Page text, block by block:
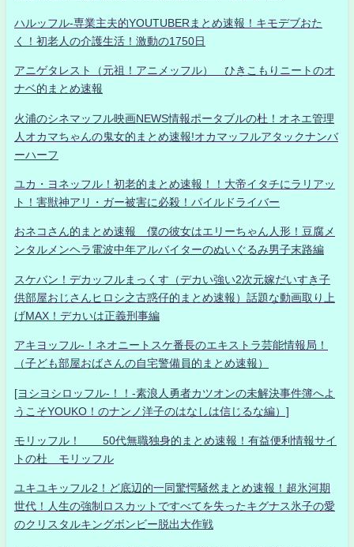
ハルッフル-専業主夫的YOUTUBERまとめ速報！キモデブおた
く！初老人の介護生活！激動の1750日
アニゲタレスト（元祖！アニメッフル） ひきこもりニートのオ
ナベ的まとめ速報
火浦のシネマッフル映画NEWS情報ポータブルの杜！オネエ管理
人オカマちゃんの鬼女的まとめ速報!オカマッフルアタックナンバ
ーハーフ
ユカ・ヨネッフル！初老的まとめ速報！！大帝イタチにラリアッ
ト！害獣神アリ・ガー被害に必殺！パイルドライバー
おネコさん的まとめ速報 僕の彼女はエリーちゃん人形！豆腐メ
ンタルメンヘラ電波中年アルバイターのぬいぐるみ男子末路編
スケバン！デカッフルまっくす（デカい強い2次元嫁だいすき子
供部屋おじさんヒロシ之古惑仔的まとめ速報）話題な動画取り上
げMAX！デカいは正義刑事編
アキヨッフル-！ネオニートスケ番長のエキストラ芸能情報局！
（子ども部屋おばさんの自宅警備員的まとめ速報）
[ヨシヨシロッフル-！！-素浪人勇者カツオンの未解決事件簿へよ
うこそYOUKO！のナンノ洋子のはなしは信じるな編）]
モリッフル！ 50代無職独身的まとめ速報！有益便利情報サイ
トの杜 モリッフル
ユキユキッフル2！ど底辺的一同驚愕騒然まとめ速報！超氷河期
世代！人生の強制ロスカットですべてを失ったキグナス氷子の愛
のクリスタルキングボンビー脱出大作戦